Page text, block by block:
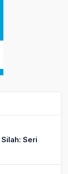
Seri